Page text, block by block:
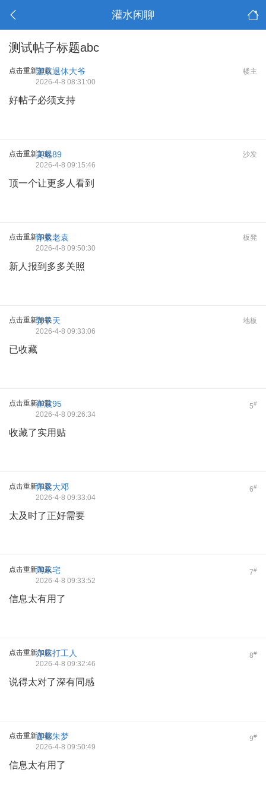
灌水闲聊
测试帖子标题abc
点击重新加载 楼主
望京退休大爷
2026-4-8 08:31:00
好帖子必须支持
点击重新加载 沙发
吴瑶89
2026-4-8 09:15:46
顶一个让更多人看到
点击重新加载 板凳
怀柔老袁
2026-4-8 09:50:30
新人报到多多关照
点击重新加载 地板
郭子天
2026-4-8 09:33:06
已收藏
点击重新加载 5#
崔波95
2026-4-8 09:26:34
收藏了实用贴
点击重新加载 6#
怀柔大邓
2026-4-8 09:33:04
太及时了正好需要
点击重新加载 7#
周末宅
2026-4-8 09:33:52
信息太有用了
点击重新加载 8#
亦庄打工人
2026-4-8 09:32:46
说得太对了深有同感
点击重新加载 9#
首都朱梦
2026-4-8 09:50:49
信息太有用了